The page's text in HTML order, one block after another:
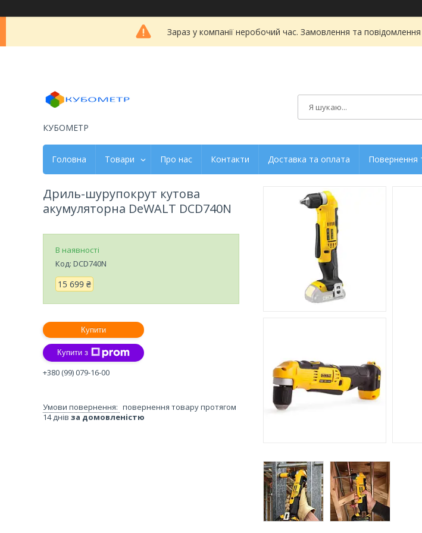
Зараз у компанії неробочий час. Замовлення та
КУБОМЕТР
Головна Товари Про нас Контакти Доставка та оплата Повернення
Дриль-шурупокрут кутова
акумуляторна DeWALT DCD740N
В наявності
Код: DCD740N
15 699 ₴
Купити
Купити з
+380 (99) 079-16-00
повернення товару протягом
14 днів за домовленістю